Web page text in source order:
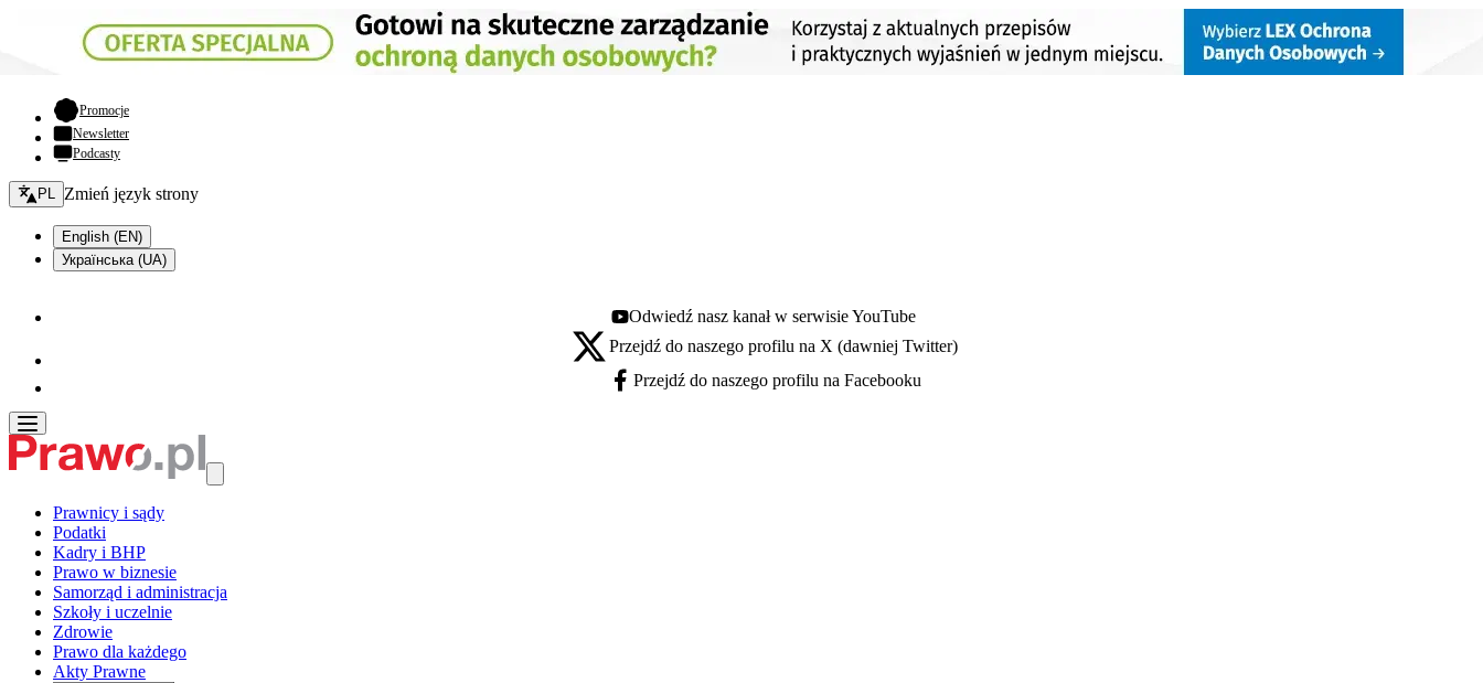
Promocje- otwiera się w nowej karcie
Newsletter
Podcasty
Zmień język - bieżący:
PL Zmień język strony
English (EN)
Українська (UA)
Youtube - otwiera się w nowej karcie
Odwiedź nasz kanał w serwisie YouTube
X - otwiera się w nowej karcie
Przejdź do naszego profilu na X (dawniej Twitter)
Facebook - otwiera się w nowej karcie
Przejdź do naszego profilu na Facebooku
Prawnicy i sądy
Podatki
Kadry i BHP
Prawo w biznesie
Samorząd i administracja
Szkoły i uczelnie
Zdrowie
Prawo dla każdego
Akty Prawne